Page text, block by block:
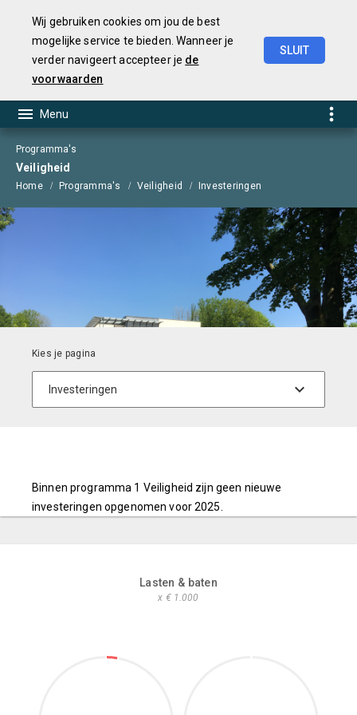
Wij gebruiken cookies om jou de best
mogelijke service te bieden. Wanneer je
verder navigeert accepteer je de
voorwaarden
SLUIT
Programma's
Veiligheid
Home Programma's Veiligheid Investeringen
Binnen programma 1 Veiligheid zijn geen nieuwe
investeringen opgenomen voor 2025.
Lasten & baten
x € 1.000